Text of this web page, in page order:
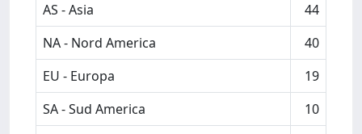
AS - Asia
44
NA - Nord America
40
EU - Europa
19
SA - Sud America
10